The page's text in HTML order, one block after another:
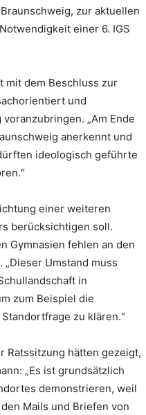
zur aktuellen
einer 6. IGS
mit dem Beschluss zur
und
„Am Ende
anerkennt und
ideologisch geführte
einer weiteren
berücksichtigen soll.
Gymnasien fehlen an den
Umstand muss
in
zum Beispiel die
zu klären.“
Ratssitzung hätten gezeigt,
„Es ist grundsätzlich
demonstrieren, weil
Mails und Briefen von